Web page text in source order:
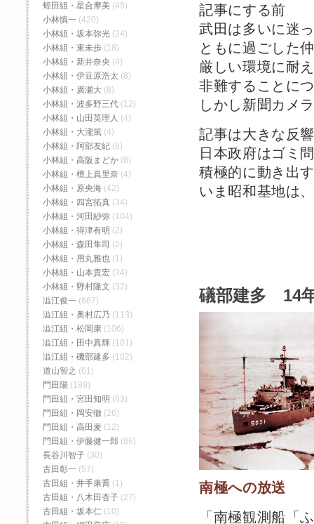
記事にする前
武田は多いに迷
ともに過ごした
厳しい環境に耐
非難することに
しかし新聞カメ
記事は大きな反
日本政府はゴミ
積極的に動き出
いま昭和基地は
礒部建多 14
南極への放送
「南極観測船「
蛭田組・星合摩美 (49)
小林慎一 (420)
小林組・坂本弥光 (24)
小林組・東未歩 (18)
小林組・新井奈央 (4)
小林組・伊豆原浩太 (8)
小林組・廣瀬大 (8)
小林組・波多野三代 (12)
小林組・山田英理人 (4)
小林組・大瀧篤 (4)
小林組・阿部友紀 (8)
小林組・高阪まどか (8)
小林組・檀上真里奈 (4)
小林組・原央海 (42)
小林組・四宮拓真 (34)
小林組・河田紗弥 (104)
小林組・得津有明 (2)
小林組・森田隼司 (2)
小林組・用丸雅也 (1)
小林組・山本貴宏 (34)
小林組・野村隆文 (32)
澁江俊一 (667)
澁江組・奥村広乃 (113)
澁江組・松岡康 (106)
澁江組・田中真輝 (101)
澁江組・磯部建多 (102)
道山智之 (61)
門田陽 (189)
門田組・宮田知明 (63)
門田組・岡安徹 (26)
門田組・高田麦 (12)
門田組・伊藤健一郎 (86)
長谷川智子 (30)
古田彰一 (57)
古田組・井手康喬 (1)
古田組・八木田杏子 (27)
古田組・坂本仁 (10)